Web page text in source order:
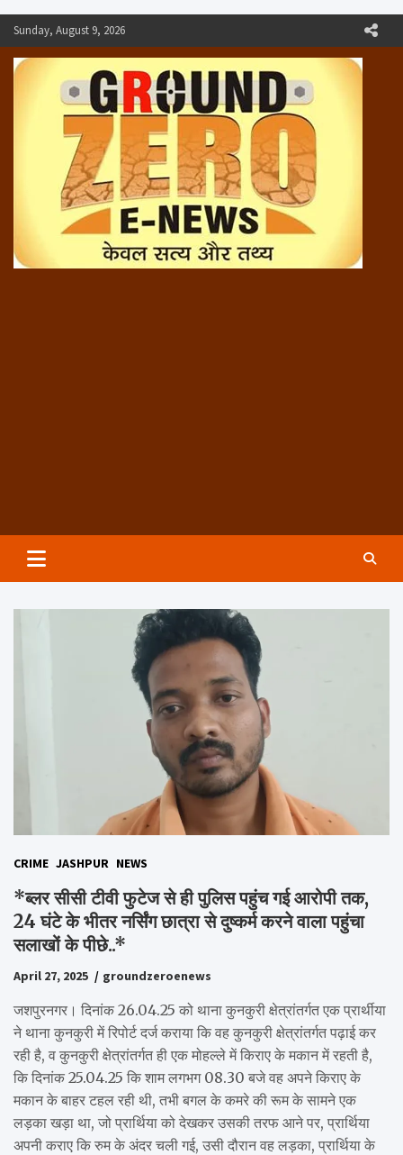
Skip
to
content
Sunday, August 9, 2026
Groundzeronews
CRIME JASHPUR NEWS
*ब्लर सीसी टीवी फुटेज से ही पुलिस पहुंच गई आरोपी तक,
24 घंटे के भीतर नर्सिंग छात्रा से दुष्कर्म करने वाला पहुंचा
सलाखों के पीछे..*
April 27, 2025 groundzeroenews
जशपुरनगर। दिनांक 26.04.25 को थाना कुनकुरी क्षेत्रांतर्गत एक प्रार्थीया
ने थाना कुनकुरी में रिपोर्ट दर्ज कराया कि वह कुनकुरी क्षेत्रांतर्गत पढ़ाई कर
रही है, व कुनकुरी क्षेत्रांतर्गत ही एक मोहल्ले में किराए के मकान में रहती है,
कि दिनांक 25.04.25 कि शाम लगभग 08.30 बजे वह अपने किराए के
मकान के बाहर टहल रही थी, तभी बगल के कमरे की रूम के सामने एक
लड़का खड़ा था, जो प्रार्थिया को देखकर उसकी तरफ आने पर, प्रार्थिया
अपनी कराए कि रुम के अंदर चली गई, उसी दौरान वह लड़का, प्रार्थिया के